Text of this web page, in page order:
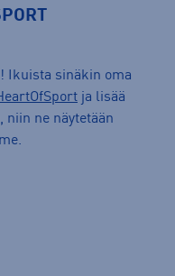
Ikuista sinäkin oma
ja lisää
niin ne näytetään